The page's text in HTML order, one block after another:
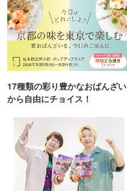
17種類の彩り豊かなおばんざい
から自由にチョイス！